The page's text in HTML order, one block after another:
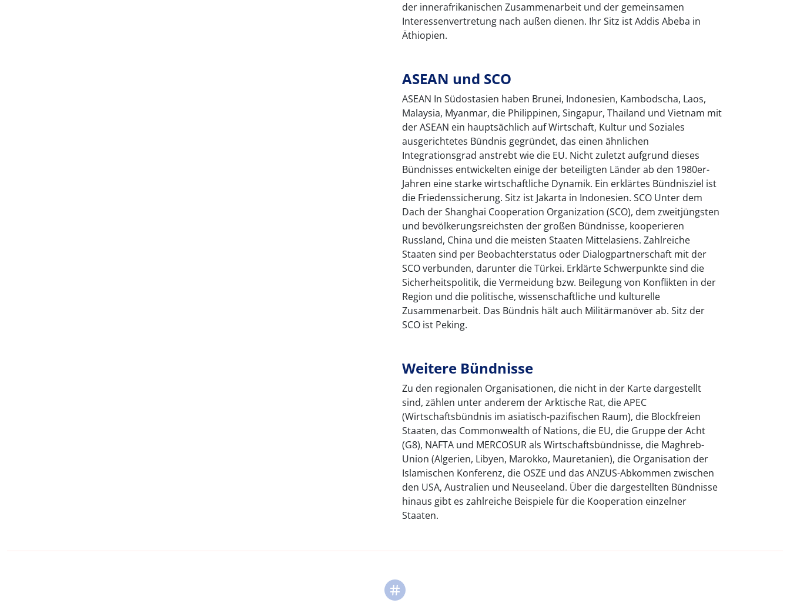
der innerafrikanischen Zusammenarbeit und der gemeinsamen
Interessenvertretung nach außen dienen. Ihr Sitz ist Addis Abeba in
Äthiopien.
ASEAN und SCO
ASEAN In Südostasien haben Brunei, Indonesien, Kambodscha, Laos,
Malaysia, Myanmar, die Philippinen, Singapur, Thailand und Vietnam mit
der ASEAN ein hauptsächlich auf Wirtschaft, Kultur und Soziales
ausgerichtetes Bündnis gegründet, das einen ähnlichen
Integrationsgrad anstrebt wie die EU. Nicht zuletzt aufgrund dieses
Bündnisses entwickelten einige der beteiligten Länder ab den 1980er-
Jahren eine starke wirtschaftliche Dynamik. Ein erklärtes Bündnisziel ist
die Friedenssicherung. Sitz ist Jakarta in Indonesien. SCO Unter dem
Dach der Shanghai Cooperation Organization (SCO), dem zweitjüngsten
und bevölkerungsreichsten der großen Bündnisse, kooperieren
Russland, China und die meisten Staaten Mittelasiens. Zahlreiche
Staaten sind per Beobachterstatus oder Dialogpartnerschaft mit der
SCO verbunden, darunter die Türkei. Erklärte Schwerpunkte sind die
Sicherheitspolitik, die Vermeidung bzw. Beilegung von Konflikten in der
Region und die politische, wissenschaftliche und kulturelle
Zusammenarbeit. Das Bündnis hält auch Militärmanöver ab. Sitz der
SCO ist Peking.
Weitere Bündnisse
Zu den regionalen Organisationen, die nicht in der Karte dargestellt
sind, zählen unter anderem der Arktische Rat, die APEC
(Wirtschaftsbündnis im asiatisch-pazifischen Raum), die Blockfreien
Staaten, das Commonwealth of Nations, die EU, die Gruppe der Acht
(G8), NAFTA und MERCOSUR als Wirtschaftsbündnisse, die Maghreb-
Union (Algerien, Libyen, Marokko, Mauretanien), die Organisation der
Islamischen Konferenz, die OSZE und das ANZUS-Abkommen zwischen
den USA, Australien und Neuseeland. Über die dargestellten Bündnisse
hinaus gibt es zahlreiche Beispiele für die Kooperation einzelner
Staaten.